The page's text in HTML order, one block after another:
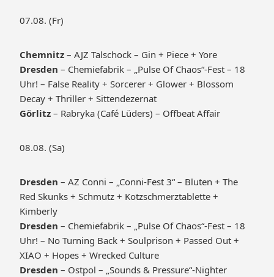
07.08. (Fr)
Chemnitz – AJZ Talschock – Gin + Piece + Yore
Dresden – Chemiefabrik – „Pulse Of Chaos“-Fest – 18
Uhr! – False Reality + Sorcerer + Glower + Blossom
Decay + Thriller + Sittendezernat
Görlitz – Rabryka (Café Lüders) – Offbeat Affair
08.08. (Sa)
Dresden – AZ Conni – „Conni-Fest 3“ – Bluten + The
Red Skunks + Schmutz + Kotzschmerztablette +
Kimberly
Dresden – Chemiefabrik – „Pulse Of Chaos“-Fest – 18
Uhr! – No Turning Back + Soulprison + Passed Out +
XIAO + Hopes + Wrecked Culture
Dresden – Ostpol – „Sounds & Pressure“-Nighter